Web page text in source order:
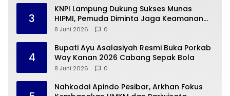
3
KNPI Lampung Dukung Sukses Munas
HIPMI, Pemuda Diminta Jaga Keamanan
dan Ketertiban
8 Juni 2026 0
4
Bupati Ayu Asalasiyah Resmi Buka Porkab
Way Kanan 2026 Cabang Sepak Bola
8 Juni 2026 0
Nahkodai Apindo Pesibar, Arkhan Fokus